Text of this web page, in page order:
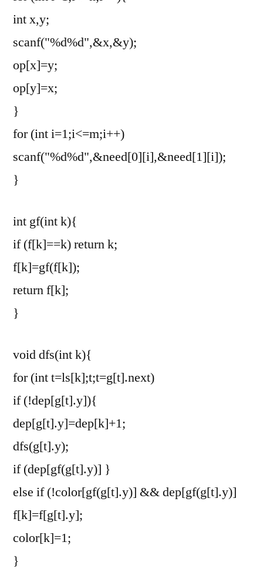
int x,y;
scanf("%d%d",&x,&y);
op[x]=y;
op[y]=x;
}
for (int i=1;i<=m;i++)
scanf("%d%d",&need[0][i],&need[1][i]);
}
int gf(int k){
if (f[k]==k) return k;
f[k]=gf(f[k]);
return f[k];
}
void dfs(int k){
for (int t=ls[k];t;t=g[t].next)
if (!dep[g[t].y]){
dep[g[t].y]=dep[k]+1;
dfs(g[t].y);
if (dep[gf(g[t].y)] }
else if (!color[gf(g[t].y)] && dep[gf(g[t].y)]
f[k]=f[g[t].y];
color[k]=1;
}